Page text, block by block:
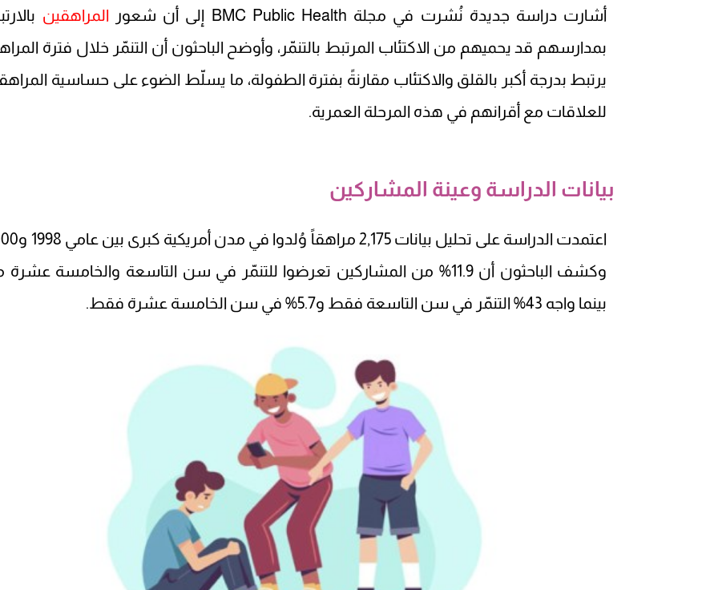
أشارت دراسة جديدة نُشرت في مجلة BMC Public Health إلى أن شعور المراهقين
بمدارسهم قد يحميهم من الاكتئاب المرتبط بالتنمّر، وأوضح الباحثون أن التنمّر خلال فترة
يرتبط بدرجة أكبر بالقلق والاكتئاب مقارنةً بفترة الطفولة، ما يسلّط الضوء على حساسية
للعلاقات مع أقرانهم في هذه المرحلة العمرية.
بيانات الدراسة وعينة المشاركين
وكشف الباحثون أن 11.9% من المشاركين تعرضوا للتنمّر في سن التاسعة والخامسة عشرة
بينما واجه 43% التنمّر في سن التاسعة فقط و5.7% في سن الخامسة عشرة فقط.